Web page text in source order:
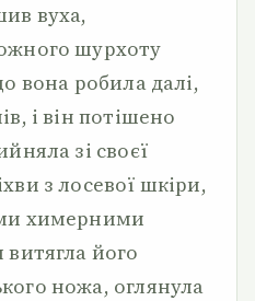
вуха,
шурхоту
вона робила далі,
і він потішено
зі своєї
з лосевої шкіри,
химерними
його
ножа, оглянула